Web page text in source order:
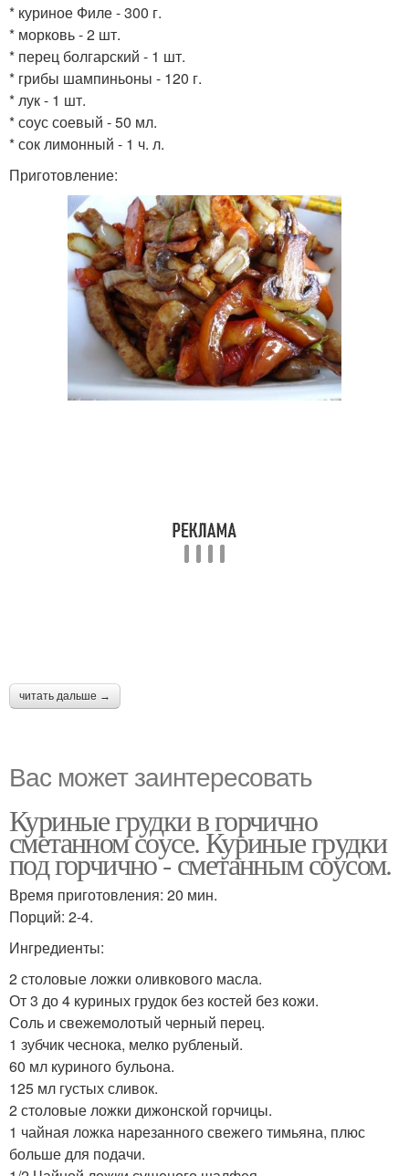
* куриное Филе - 300 г.
* морковь - 2 шт.
* перец болгарский - 1 шт.
* грибы шампиньоны - 120 г.
* лук - 1 шт.
* соус соевый - 50 мл.
* сок лимонный - 1 ч. л.
Приготовление:
читать дальше →
Вас может заинтересовать
Куриные грудки в горчично
сметанном соусе. Куриные грудки
под горчично - сметанным соусом.
Время приготовления: 20 мин.
Порций: 2-4.
Ингредиенты:
2 столовые ложки оливкового масла.
От 3 до 4 куриных грудок без костей без кожи.
Соль и свежемолотый черный перец.
1 зубчик чеснока, мелко рубленый.
60 мл куриного бульона.
125 мл густых сливок.
2 столовые ложки дижонской горчицы.
1 чайная ложка нарезанного свежего тимьяна, плюс
больше для подачи.